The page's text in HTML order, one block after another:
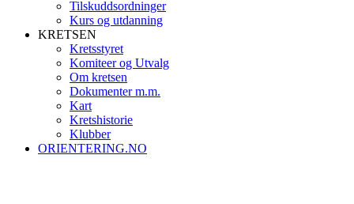
Tilskuddsordninger
Kurs og utdanning
KRETSEN
Kretsstyret
Komiteer og Utvalg
Om kretsen
Dokumenter m.m.
Kart
Kretshistorie
Klubber
ORIENTERING.NO